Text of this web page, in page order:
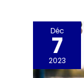
Déc
7
2023